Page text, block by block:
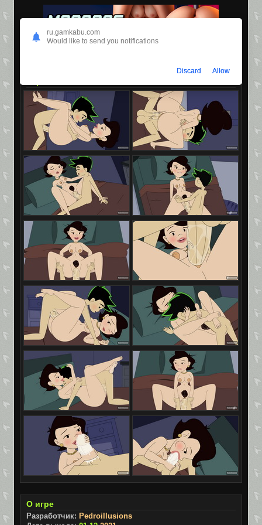
О игре
Разработчик: Pedroillusions
ru.gamkabu.com
Would like to send you notifications
Discard Allow